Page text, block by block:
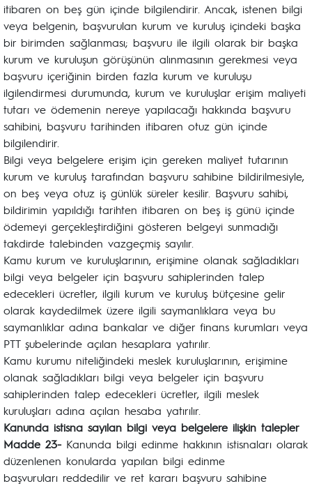
itibaren on beş gün içinde bilgilendirir. Ancak, istenen bilgi
veya belgenin, başvurulan kurum ve kuruluş içindeki başka
bir birimden sağlanması; başvuru ile ilgili olarak bir başka
kurum ve kuruluşun görüşünün alınmasının gerekmesi veya
başvuru içeriğinin birden fazla kurum ve kuruluşu
ilgilendirmesi durumunda, kurum ve kuruluşlar erişim maliyeti
tutarı ve ödemenin nereye yapılacağı hakkında başvuru
sahibini, başvuru tarihinden itibaren otuz gün içinde
bilgilendirir.
Bilgi veya belgelere erişim için gereken maliyet tutarının
kurum ve kuruluş tarafından başvuru sahibine bildirilmesiyle,
on beş veya otuz iş günlük süreler kesilir. Başvuru sahibi,
bildirimin yapıldığı tarihten itibaren on beş iş günü içinde
ödemeyi gerçekleştirdiğini gösteren belgeyi sunmadığı
takdirde talebinden vazgeçmiş sayılır.
Kamu kurum ve kuruluşlarının, erişimine olanak sağladıkları
bilgi veya belgeler için başvuru sahiplerinden talep
edecekleri ücretler, ilgili kurum ve kuruluş bütçesine gelir
olarak kaydedilmek üzere ilgili saymanlıklara veya bu
saymanlıklar adına bankalar ve diğer finans kurumları veya
PTT şubelerinde açılan hesaplara yatırılır.
Kamu kurumu niteliğindeki meslek kuruluşlarının, erişimine
olanak sağladıkları bilgi veya belgeler için başvuru
sahiplerinden talep edecekleri ücretler, ilgili meslek
kuruluşları adına açılan hesaba yatırılır.
Kanunda istisna sayılan bilgi veya belgelere ilişkin talepler
Madde 23- Kanunda bilgi edinme hakkının istisnaları olarak
düzenlenen konularda yapılan bilgi edinme
başvuruları reddedilir ve ret kararı başvuru sahibine